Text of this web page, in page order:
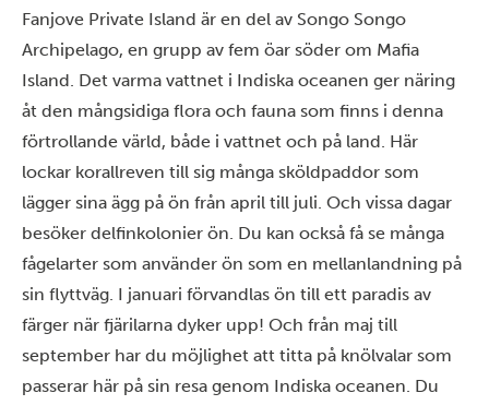
Fanjove Private Island är en del av Songo Songo
Archipelago, en grupp av fem öar söder om Mafia
Island. Det varma vattnet i Indiska oceanen ger näring
åt den mångsidiga flora och fauna som finns i denna
förtrollande värld, både i vattnet och på land. Här
lockar korallreven till sig många sköldpaddor som
lägger sina ägg på ön från april till juli. Och vissa dagar
besöker delfinkolonier ön. Du kan också få se många
fågelarter som använder ön som en mellanlandning på
sin flyttväg. I januari förvandlas ön till ett paradis av
färger när fjärilarna dyker upp! Och från maj till
september har du möjlighet att titta på knölvalar som
passerar här på sin resa genom Indiska oceanen. Du